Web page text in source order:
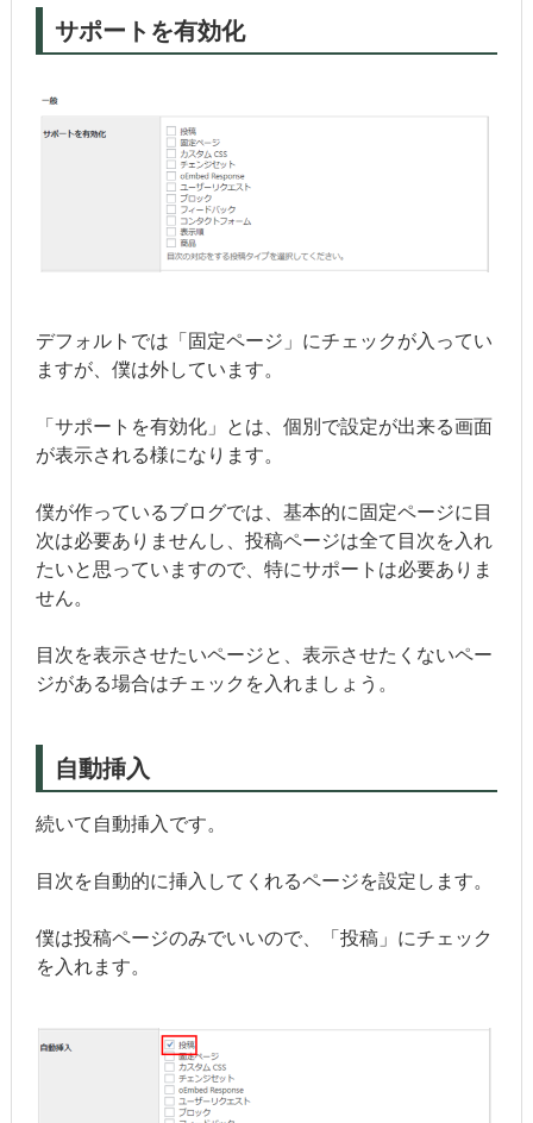
サポートを有効化
デフォルトでは「固定ページ」にチェックが入ってい
ますが、僕は外しています。
「サポートを有効化」とは、個別で設定が出来る画面
が表示される様になります。
僕が作っているブログでは、基本的に固定ページに目
次は必要ありませんし、投稿ページは全て目次を入れ
たいと思っていますので、特にサポートは必要ありま
せん。
目次を表示させたいページと、表示させたくないペー
ジがある場合はチェックを入れましょう。
自動挿入
続いて自動挿入です。
目次を自動的に挿入してくれるページを設定します。
僕は投稿ページのみでいいので、「投稿」にチェック
を入れます。